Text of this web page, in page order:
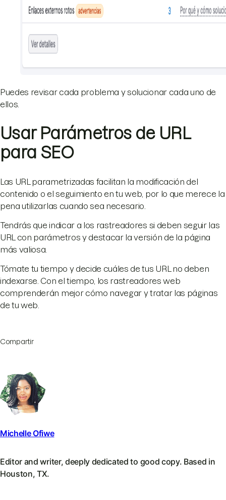
Puedes revisar cada problema y solucionar cada uno de
ellos.
Usar Parámetros de URL
para SEO
Las URL parametrizadas facilitan la modificación del
contenido o el seguimiento en tu web, por lo que merece la
pena utilizarlas cuando sea necesario.
Tendrás que indicar a los rastreadores si deben seguir las
URL con parámetros y destacar la versión de la página
más valiosa.
Tómate tu tiempo y decide cuáles de tus URL no deben
indexarse. Con el tiempo, los rastreadores web
comprenderán mejor cómo navegar y tratar las páginas
de tu web.
Compartir
Michelle Ofiwe
Editor and writer, deeply dedicated to good copy. Based in
Houston, TX.